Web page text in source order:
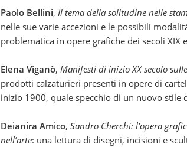
Paolo Bellini, Il tema della solitudine nelle
nelle sue varie accezioni e le possibili
problematica in opere grafiche dei secoli XIX
Elena Viganò, Manifesti di inizio XX secolo
prodotti calzaturieri presenti in opere di
inizio 1900, quale specchio di un nuovo stile
Deianira Amico, Sandro Cherchi: l’opera
nell’arte: una lettura di disegni, incisioni e